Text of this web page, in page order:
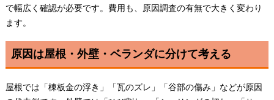
で幅広く確認が必要です。費用も、原因調査の有無で大きく変わり
ます。
原因は屋根・外壁・ベランダに分けて考える
屋根では「棟板金の浮き」「瓦のズレ」「谷部の傷み」などが原因